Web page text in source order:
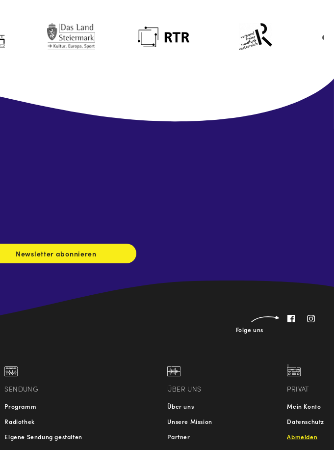
Newsletter abonnieren
Folge uns
SENDUNG
Programm
Radiothek
Eigene Sendung gestalten
ÜBER UNS
Über uns
Unsere Mission
Partner
PRIVAT
Mein Konto
Datenschutz
Abmelden